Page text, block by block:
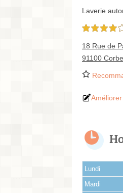
Laverie
4,0 étoiles sur
18 Rue de
91100
Lundi
Mardi